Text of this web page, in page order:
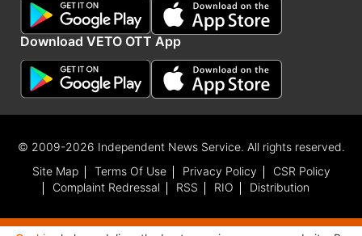
मनसुख मंडाविया को 17 सूत्री मांगों का ज्ञापन सौंपा था।
Advertisement
Download VETO OTT App
© 2009-2026 Independent News Service. All rights reserved.
Site Map
Terms Of Use Privacy Policy
CSR Policy
Complaint Redressal
RSS RIO Distribution